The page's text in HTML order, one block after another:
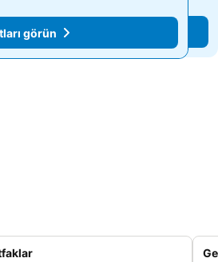
görün
görün